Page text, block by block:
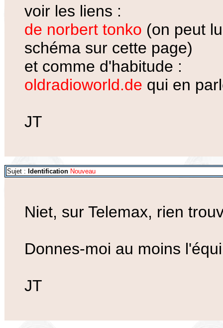
voir les liens :
de norbert tonko (on peut
schéma sur cette page)
et comme d'habitude :
oldradioworld.de qui en
JT
Sujet : Identification Nouveau
Niet, sur Telemax, rien
Donnes-moi au moins
JT